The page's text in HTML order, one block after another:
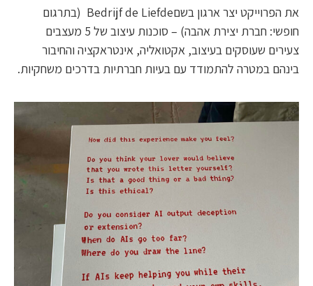
את הפרוייקט יצר ארגון בשםBedrijf de Liefde (בתרגום
חופשי: חברת יצירת אהבה) – סוכנות עיצוב של 5 מעצבים
צעירים שעוסקים בעיצוב, אקטואליה, אינטראקציה והחיבור
בינהם במטרה להתמודד עם בעיות חברתיות בדרכים משחקיות.